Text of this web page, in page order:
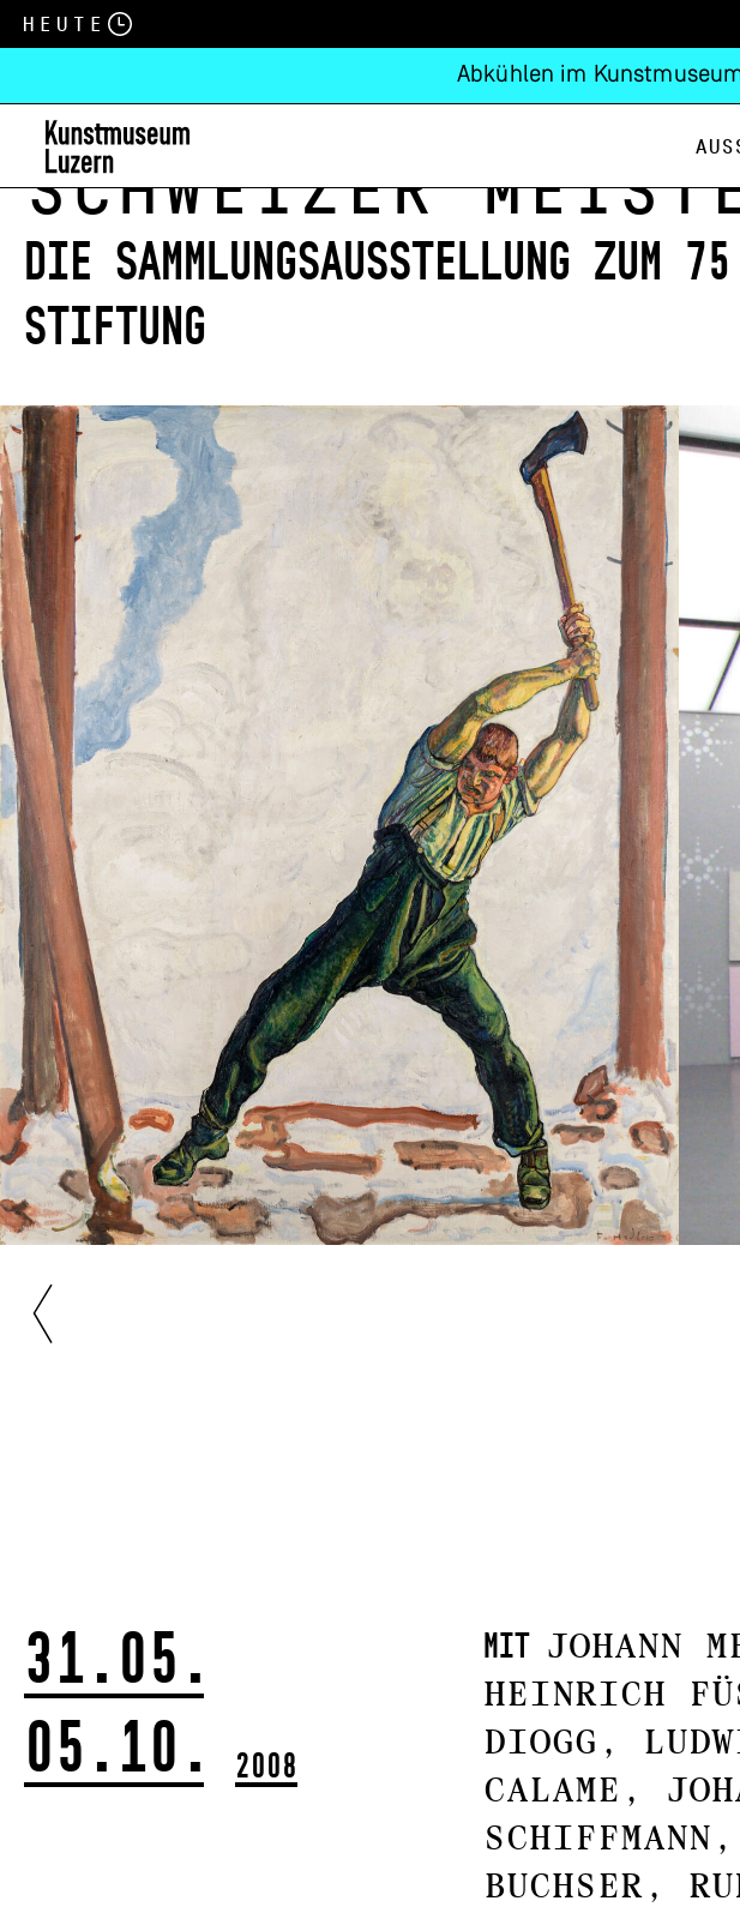
Heute
Abkühlen im
Schweizer
Die Sammlungsausstellung zum
Stiftung
31.05.
05.10.
2008
mit JOHANN
HEINRICH
DIOGG,
CALAME,
BUCHSER,